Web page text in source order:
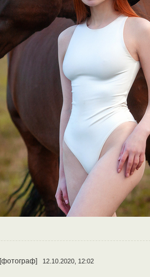
[фотограф] 12.10.2020, 12:02